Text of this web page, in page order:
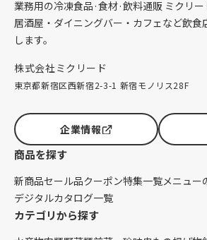
業務用の冷凍食品·食材·飲料通販 ミクリー
居酒屋・ダイニングバー・カフェなど飲食
します。
株式会社ミクリード
東京都新宿区西新宿2-3-1 新宿モノリス28F
企業情報
商品を探す
新商品セール品クーポン特集一覧メニュー
デジタルカタログ一覧
カテゴリから探す